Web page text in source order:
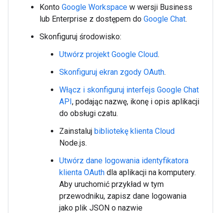
Konto Google Workspace w wersji Business
lub Enterprise z dostępem do Google Chat.
Skonfiguruj środowisko:
Utwórz projekt Google Cloud.
Skonfiguruj ekran zgody OAuth.
Włącz i skonfiguruj interfejs Google Chat
API, podając nazwę, ikonę i opis aplikacji
do obsługi czatu.
Zainstaluj bibliotekę klienta Cloud
Node.js.
Utwórz dane logowania identyfikatora
klienta OAuth dla aplikacji na komputery.
Aby uruchomić przykład w tym
przewodniku, zapisz dane logowania
jako plik JSON o nazwie